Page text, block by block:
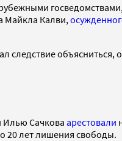
Майкла Калви,
следствие объясниться,
Илью Сачкова арестовали
20 лет лишения свободы.